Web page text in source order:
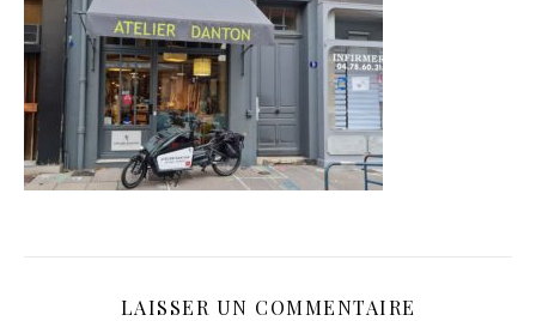
LAISSER UN COMMENTAIRE